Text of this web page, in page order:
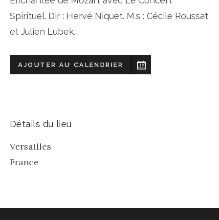
Spirituel. Dir : Hervé Niquet. M.s : Cécile Roussat
et Julien Lubek.
AJOUTER AU CALENDRIER
Détails du lieu
Versailles
France